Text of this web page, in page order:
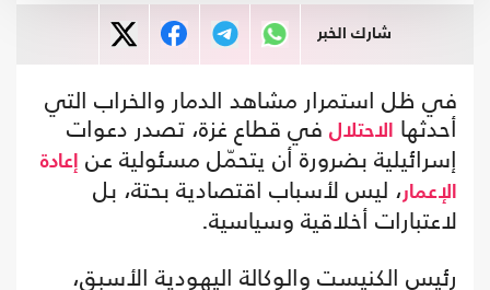
شارك الخبر
في ظل استمرار مشاهد الدمار والخراب التي
أحدثها الاحتلال في قطاع غزة، تصدر دعوات
إسرائيلية بضرورة أن يتحمّل مسئولية عن
إعادة
الإعمار ، ليس لأسباب اقتصادية بحتة، بل
لاعتبارات أخلاقية وسياسية.
رئيس الكنيست والوكالة اليهودية الأسبق،